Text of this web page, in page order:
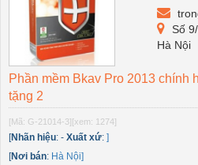
Số
Hà Nội
Phần mềm Bkav Pro 2013 chính
tặng 2
[Mã: G-21014-3][xem: 1274]
[Nhãn hiệu: - Xuất xứ: ]
[Nơi bán: Hà Nội]